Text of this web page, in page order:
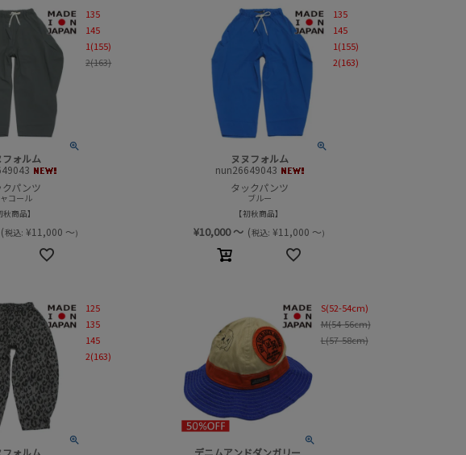
フォルム
クパンツ
コール
秋商品
(税込: ¥11,000 ～)
135
145
1(155)
2(163)
ヌヌフォルム
nun26649043
タックパンツ
ブルー
初秋商品
¥10,000～ (税込: ¥11,000 ～)
135
145
1(155)
2(163)
フォルム
125
135
145
2(163)
デニムアンドダンガリー
S(52-54cm)
M(54-56cm)
L(57-58cm)